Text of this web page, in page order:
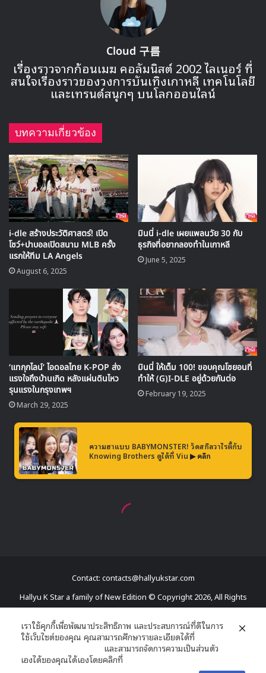
Contact: contacts@hallyukstar.com
Hallyu K Star a family of New Edition © Copyright 2026, All Rights
Facebook
X YouTube
RSS
Dailymotion
เราใช้คุกกี้เพื่อพัฒนาประสิทธิภาพ และประสบการณ์ที่ดีในการ
ใช้เว็บไซต์ของคุณ คุณสามารถศึกษารายละเอียดได้ที่
และสามารถจัดการความเป็นส่วนตัว
เองได้ของคุณได้เองโดยคลิกที่